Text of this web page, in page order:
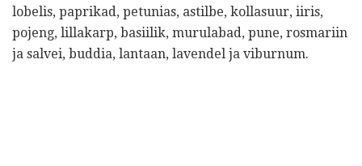
lobelis, paprikad, petunias, astilbe, kollasuur, iiris,
pojeng, lillakarp, basiilik, murulabad, pune, rosmariin
ja salvei, buddia, lantaan, lavendel ja viburnum.